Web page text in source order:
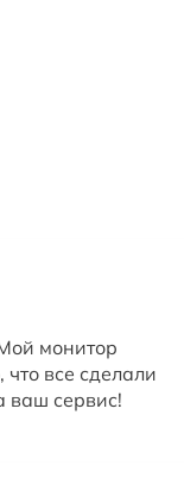
монитор
все сделали
ваш сервис!